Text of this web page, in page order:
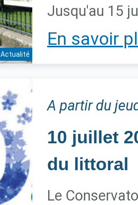
Actualité
Jusqu'au 15
En savoir
A partir du
10 juillet
du littoral
Le